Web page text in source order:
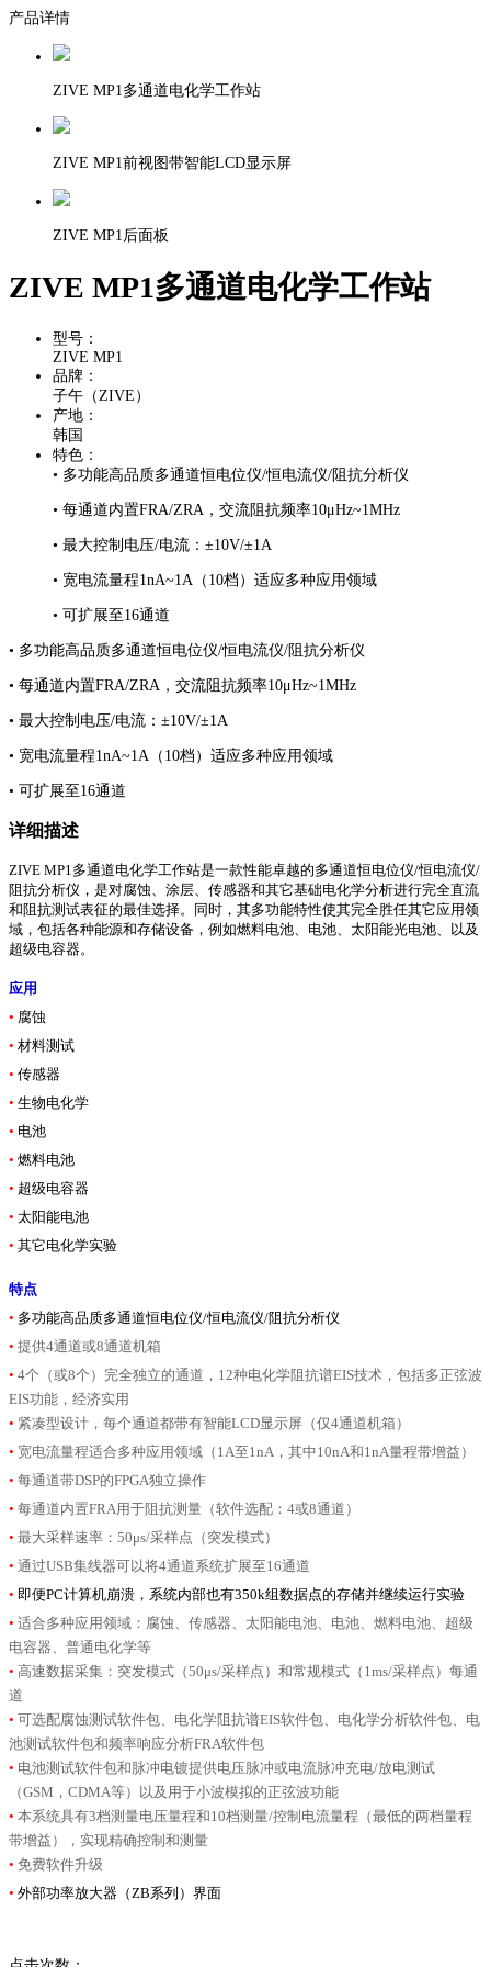
产品详情
ZIVE MP1多通道电化学工作站
ZIVE MP1前视图带智能LCD显示屏
ZIVE MP1后面板
ZIVE MP1多通道电化学工作站
型号：
ZIVE MP1
品牌：
子午（ZIVE）
产地：
韩国
特色：
• 多功能高品质多通道恒电位仪/恒电流仪/阻抗分析仪
• 每通道内置FRA/ZRA，交流阻抗频率10μHz~1MHz
• 最大控制电压/电流：±10V/±1A
• 宽电流量程1nA~1A（10档）适应多种应用领域
• 可扩展至16通道
• 多功能高品质多通道恒电位仪/恒电流仪/阻抗分析仪
• 每通道内置FRA/ZRA，交流阻抗频率10μHz~1MHz
• 最大控制电压/电流：±10V/±1A
• 宽电流量程1nA~1A（10档）适应多种应用领域
• 可扩展至16通道
详细描述
ZIVE MP1多通道电化学工作站是一款性能卓越的多通道恒电位仪/恒电流仪/
阻抗分析仪，是对腐蚀、涂层、传感器和其它基础电化学分析进行完全直流
和阻抗测试表征的最佳选择。同时，其多功能特性使其完全胜任其它应用领
域，包括各种能源和存储设备，例如燃料电池、电池、太阳能光电池、以及
超级电容器。
应用
• 腐蚀
• 材料测试
• 传感器
• 生物电化学
• 电池
• 燃料电池
• 超级电容器
• 太阳能电池
• 其它电化学实验
特点
• 多功能高品质多通道恒电位仪/恒电流仪/阻抗分析仪
• 提供4通道或8通道机箱
• 4个（或8个）完全独立的通道，12种电化学阻抗谱EIS技术，包括多正弦波
EIS功能，经济实用
• 紧凑型设计，每个通道都带有智能LCD显示屏（仅4通道机箱）
• 宽电流量程适合多种应用领域（1A至1nA，其中10nA和1nA量程带增益）
• 每通道带DSP的FPGA独立操作
• 每通道内置FRA用于阻抗测量（软件选配：4或8通道）
• 最大采样速率：50μs/采样点（突发模式）
• 通过USB集线器可以将4通道系统扩展至16通道
• 即便PC计算机崩溃，系统内部也有350k组数据点的存储并继续运行实验
• 适合多种应用领域：腐蚀、传感器、太阳能电池、电池、燃料电池、超级
电容器、普通电化学等
• 高速数据采集：突发模式（50μs/采样点）和常规模式（1ms/采样点）每通
道
• 可选配腐蚀测试软件包、电化学阻抗谱EIS软件包、电化学分析软件包、电
池测试软件包和频率响应分析FRA软件包
• 电池测试软件包和脉冲电镀提供电压脉冲或电流脉冲充电/放电测试
（GSM，CDMA等）以及用于小波模拟的正弦波功能
• 本系统具有3档测量电压量程和10档测量/控制电流量程（最低的两档量程
带增益），实现精确控制和测量
• 免费软件升级
• 外部功率放大器（ZB系列）界面